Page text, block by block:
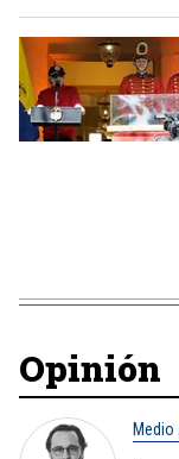
Opinión
Medio